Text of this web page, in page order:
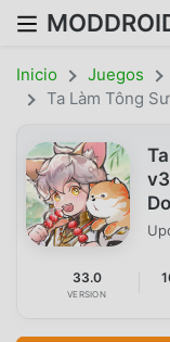
Inicio Juegos
Ta Làm Tông
33.0
VERSION